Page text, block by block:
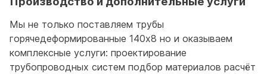
Мы не только поставляем трубы
горячедеформированные 140x8 но и оказываем
комплексные услуги: проектирование
трубопроводных систем подбор материалов расчёт